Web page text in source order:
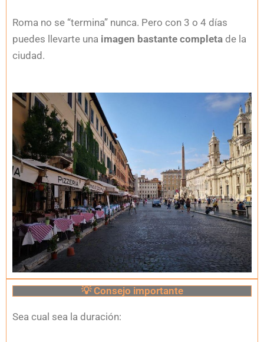
Roma no se “termina” nunca. Pero con 3 o 4 días
puedes llevarte una imagen bastante completa de la
ciudad.
💡 Consejo importante
Sea cual sea la duración: